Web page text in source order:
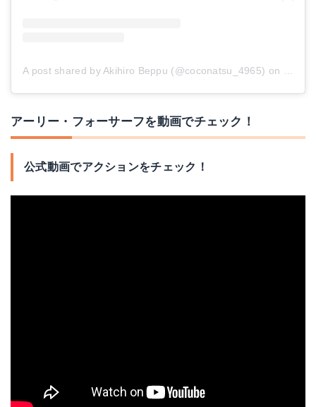
A post shared by Akihiro Beppu (@coconatsu_4965) on
アーリー・フォーサーフを動画でチェック！
公式動画でアクションをチェック！